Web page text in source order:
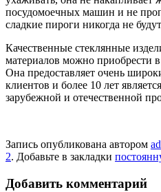
посудомоечных машин и не
сладкие пироги никогда не
Качественные стеклянные
материалов можно приобрести
Она предоставляет очень
клиентов и более 10 лет
зарубежной и отечественной
Запись опубликована автором
2. Добавьте в закладки
Добавить комментарий